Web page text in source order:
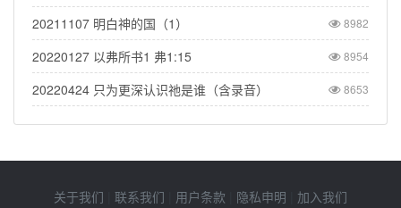
20211107 明白神的国（1） 8982
20220127 以弗所书1 弗1:15 8954
20220424 只为更深认识祂是谁（含录音） 8653
关于我们 联系我们 用户条款 隐私申明 加入我们